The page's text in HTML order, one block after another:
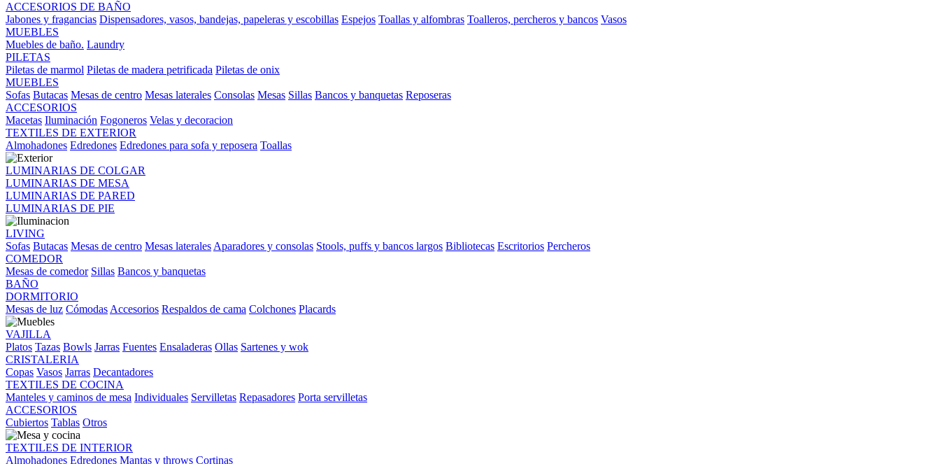
ACCESORIOS DE BAÑO
Jabones y fragancias Dispensadores, vasos, bandejas, papeleras y escobillas Espejos Toallas y alfombras Toalleros, percheros y bancos Vasos
MUEBLES
Muebles de baño. Laundry
PILETAS
Piletas de marmol Piletas de madera petrificada Piletas de onix
MUEBLES
Sofas Butacas Mesas de centro Mesas laterales Consolas Mesas Sillas Bancos y banquetas Reposeras
ACCESORIOS
Macetas Iluminación Fogoneros Velas y decoracion
TEXTILES DE EXTERIOR
Almohadones Edredones Edredones para sofa y reposera Toallas
LUMINARIAS DE COLGAR
LUMINARIAS DE MESA
LUMINARIAS DE PARED
LUMINARIAS DE PIE
LIVING
Sofas Butacas Mesas de centro Mesas laterales Aparadores y consolas Stools, puffs y bancos largos Bibliotecas Escritorios Percheros
COMEDOR
Mesas de comedor Sillas Bancos y banquetas
BAÑO
DORMITORIO
Mesas de luz Cómodas Accesorios Respaldos de cama Colchones Placards
VAJILLA
Platos Tazas Bowls Jarras Fuentes Ensaladeras Ollas Sartenes y wok
CRISTALERIA
Copas Vasos Jarras Decantadores
TEXTILES DE COCINA
Manteles y caminos de mesa Individuales Servilletas Repasadores Porta servilletas
ACCESORIOS
Cubiertos Tablas Otros
TEXTILES DE INTERIOR
Almohadones Edredones Mantas y throws Cortinas